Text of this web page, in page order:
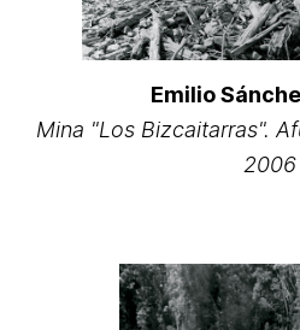
Emilio
Mina "Los Bizcaitarras".
2006